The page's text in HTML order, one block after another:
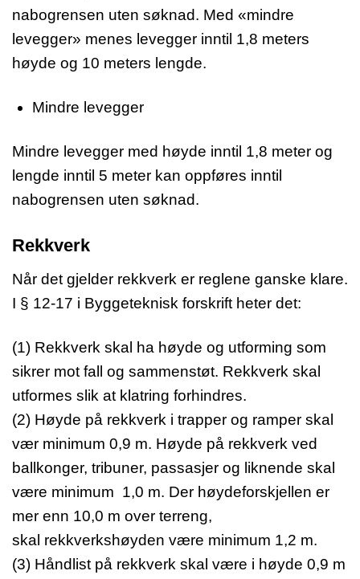
nabogrensen uten søknad. Med «mindre
levegger» menes levegger inntil 1,8 meters
høyde og 10 meters lengde.
Mindre levegger
Mindre levegger med høyde inntil 1,8 meter og
lengde inntil 5 meter kan oppføres inntil
nabogrensen uten søknad.
Rekkverk
Når det gjelder rekkverk er reglene ganske klare.
I § 12-17 i Byggeteknisk forskrift heter det:
(1) Rekkverk skal ha høyde og utforming som
sikrer mot fall og sammenstøt. Rekkverk skal
utformes slik at klatring forhindres.
(2) Høyde på rekkverk i trapper og ramper skal
vær minimum 0,9 m. Høyde på rekkverk ved
ballkonger, tribuner, passasjer og liknende skal
være minimum 1,0 m. Der høydeforskjellen er
mer enn 10,0 m over terreng,
skal rekkverkshøyden være minimum 1,2 m.
(3) Håndlist på rekkverk skal være i høyde 0,9 m